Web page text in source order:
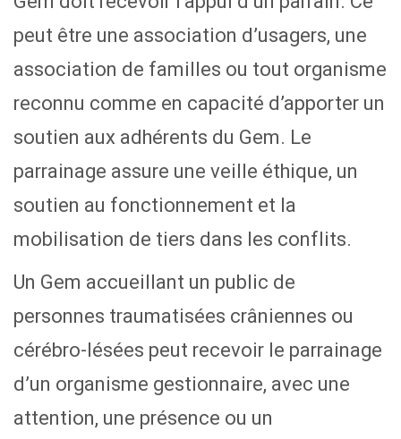
peut être une association d’usagers, une
association de familles ou tout organisme
reconnu comme en capacité d’apporter un
soutien aux adhérents du Gem. Le
parrainage assure une veille éthique, un
soutien au fonctionnement et la
mobilisation de tiers dans les conflits.
Un Gem accueillant un public de
personnes traumatisées crâniennes ou
cérébro-lésées peut recevoir le parrainage
d’un organisme gestionnaire, avec une
attention, une présence ou un